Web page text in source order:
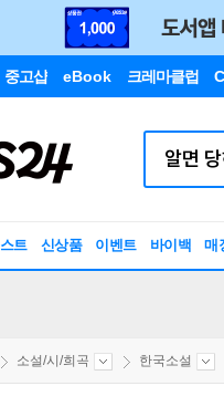
중고샵 eBook 크레마클럽
트 신상품 이벤트 바이백 매
소설/시/희곡 한국소설